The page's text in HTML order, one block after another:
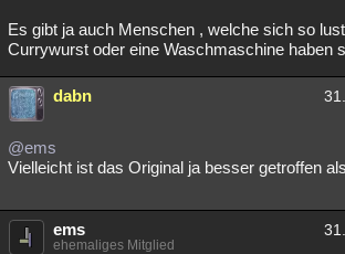
Es gibt ja auch Menschen , welche sich so
Currywurst oder eine Waschmaschine haben
dabn
@ems
Vielleicht ist das Original ja besser getroffen
ems
ehemaliges Mitglied